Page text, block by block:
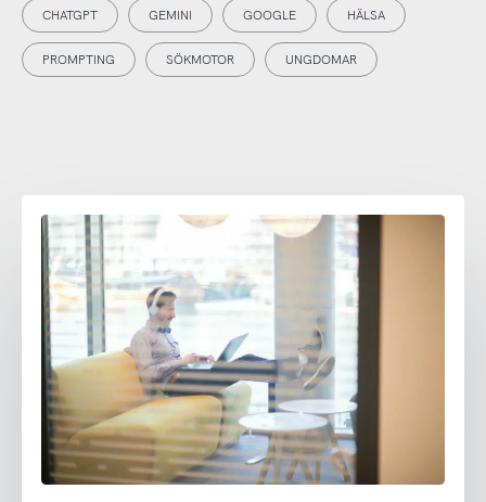
CHATGPT GEMINI GOOGLE HÄLSA
PROMPTING SÖKMOTOR UNGDOMAR